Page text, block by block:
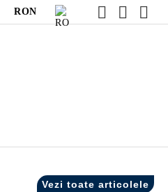
RON
Vezi toate articolele